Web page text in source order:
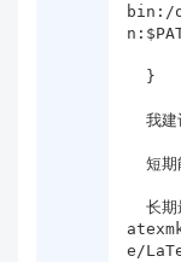
bin:/
  我建议的选择
  短期能跑：用方案一，固定四步编译。
  长期最佳实践：用方案二，LaTeXTools + l
e/